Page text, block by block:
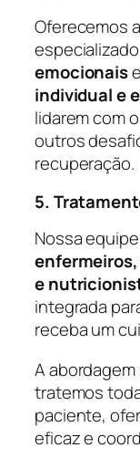
Oferecemos
emocionaise
individual e
lidarem com
outros
recuperação.
5.
Nossa
e
integrada
receba um
A abordagem
tratemos
paciente,
eficaz e